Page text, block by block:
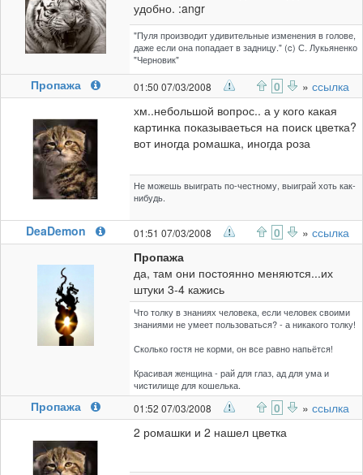
удобно. :angr
"Пуля производит удивительные изменения в голове,
даже если она попадает в задницу." (c) С. Лукьяненко
"Черновик"
Пропажа 01:50 07/03/2008 0 » ссылка
хм..небольшой вопрос.. а у кого какая
картинка показываеться на поиск цветка?
вот иногда ромашка, иногда роза
Не можешь выиграть по-честному, выиграй хоть как-
нибудь.
DeaDemon 01:51 07/03/2008 0 » ссылка
Пропажа
да, там они постоянно меняются...их
штуки 3-4 кажись
Что толку в знаниях человека, если человек своими
знаниями не умеет пользоваться? - а никакого толку!
Сколько гостя не корми, он все равно напьётся!
Красивая женщина - рай для глаз, ад для ума и
чистилище для кошелька.
Пропажа 01:52 07/03/2008 0 » ссылка
2 ромашки и 2 нашел цветка